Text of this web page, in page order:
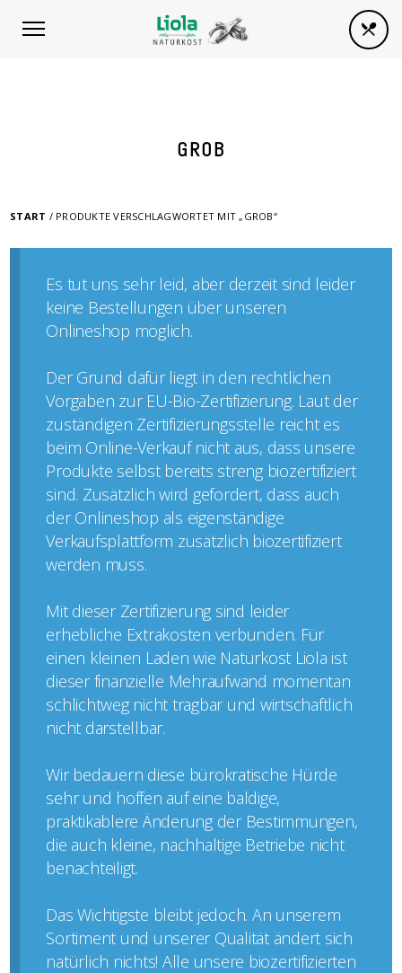
GROB
START / PRODUKTE VERSCHLAGWORTET MIT „GROB“
Es tut uns sehr leid, aber derzeit sind leider
keine Bestellungen über unseren
Onlineshop möglich.
Der Grund dafür liegt in den rechtlichen
Vorgaben zur EU-Bio-Zertifizierung. Laut der
zuständigen Zertifizierungsstelle reicht es
beim Online-Verkauf nicht aus, dass unsere
Produkte selbst bereits streng biozertifiziert
sind. Zusätzlich wird gefordert, dass auch
der Onlineshop als eigenständige
Verkaufsplattform zusätzlich biozertifiziert
werden muss.
Mit dieser Zertifizierung sind leider
erhebliche Extrakosten verbunden. Für
einen kleinen Laden wie Naturkost Liola ist
dieser finanzielle Mehraufwand momentan
schlichtweg nicht tragbar und wirtschaftlich
nicht darstellbar.
Wir bedauern diese bürokratische Hürde
sehr und hoffen auf eine baldige,
praktikablere Änderung der Bestimmungen,
die auch kleine, nachhaltige Betriebe nicht
benachteiligt.
Das Wichtigste bleibt jedoch. An unserem
Sortiment und unserer Qualität ändert sich
natürlich nichts! Alle unsere biozertifizierten